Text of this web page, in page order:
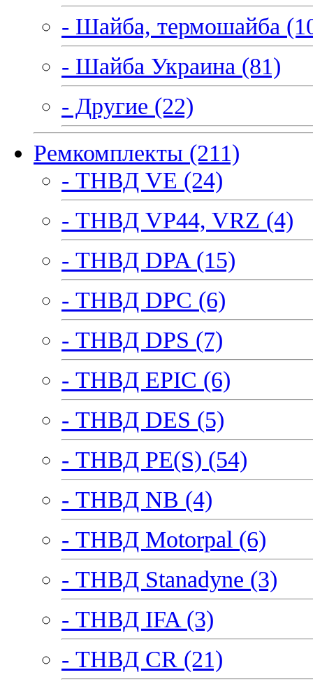
- Шайба, термошайба
- Шайба Украина (81)
- Другие (22)
Ремкомплекты (211)
- ТНВД VE (24)
- ТНВД VP44, VRZ (4)
- ТНВД DPA (15)
- ТНВД DPC (6)
- ТНВД DPS (7)
- ТНВД EPIC (6)
- ТНВД DES (5)
- ТНВД PE(S) (54)
- ТНВД NB (4)
- ТНВД Motorpal (6)
- ТНВД Stanadyne (3)
- ТНВД IFA (3)
- ТНВД CR (21)